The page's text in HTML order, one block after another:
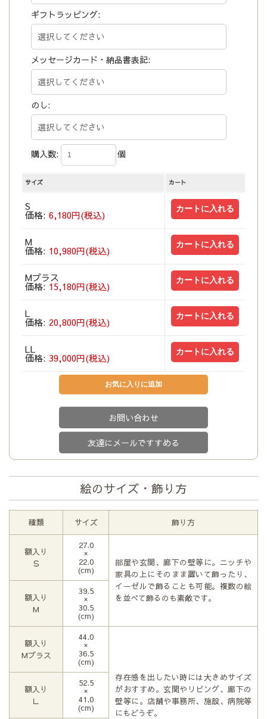
ギフトラッピング:
メッセージカード・納品書表記:
のし:
購入数: 個
サイズ カート
S
価格: 6,180円(税込)
M
価格: 10,980円(税込)
Mプラス
価格: 15,180円(税込)
L
価格: 20,800円(税込)
LL
価格: 39,000円(税込)
お問い合わせ
友達にメールですすめる
絵のサイズ・飾り方
種類 サイズ 飾り方
額入り
Ｓ
27.0
×
22.0
(cm)
部屋や玄関、廊下の壁等に。ニッチや
家具の上にそのまま置いて飾ったり、
イーゼルで飾ることも可能。複数の絵
を並べて飾るのも素敵です。
額入り
М
39.5
×
30.5
(cm)
額入り
Мプラス
44.0
×
36.5
(cm)
存在感を出したい時には大きめサイズ
がおすすめ。玄関やリビング、廊下の
壁等に。店舗や事務所、施設、病院等
にもどうぞ。
額入り
Ｌ
52.5
×
41.0
(cm)